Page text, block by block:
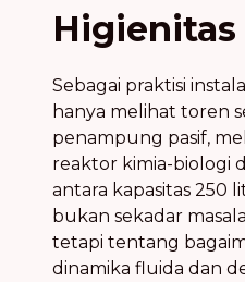
Higienitas
Sebagai praktisi
hanya melihat toren
penampung pasif,
reaktor kimia-biologi
antara kapasitas 250
bukan sekadar
tetapi tentang
dinamika fluida dan